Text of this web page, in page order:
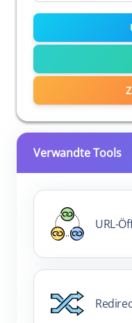
Verwandte Tools
URL-